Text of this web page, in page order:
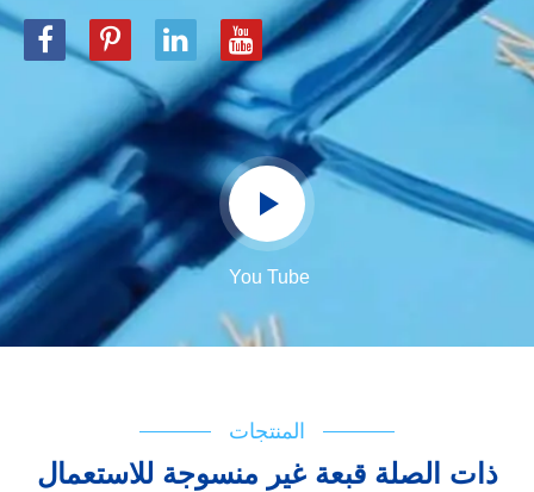
You Tube
المنتجات
ذات الصلة قبعة غير منسوجة للاستعمال